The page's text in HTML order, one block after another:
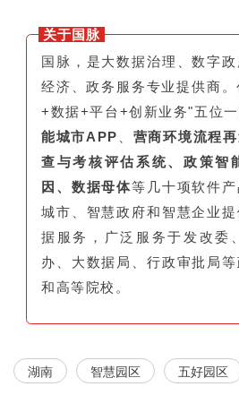
关于国脉
国脉，是大数据治理、数字
经济、政务服务专业提供商
+数据+平台+创新业务"五位
能城市APP
营商环境流程
查与考核评估系统、政策智
因、数据母体等几十项软件
城市、智慧政府和智慧企业
据服务，广泛服务于发改委
办、大数据局、行政审批局
和高等院校。
湖南 智慧园区 五好园区